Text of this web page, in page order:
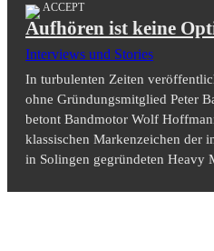
ACCEPT
Aufhören ist keine
Interviews und Stories
In turbulenten Zeiten
ohne Gründungsmitglied Peter
betont Bandmotor Wolf
klassischen Markenzeichen der
in Solingen gegründeten Heavy